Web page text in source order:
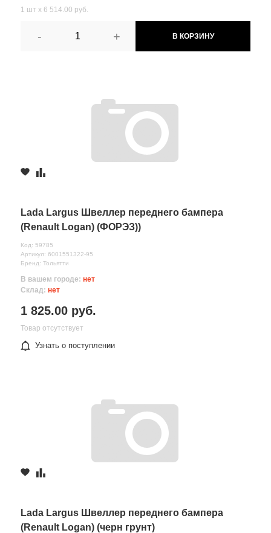
1 шт х 6 514.00 руб.
- + В КОРЗИНУ
Lada Largus Швеллер переднего бампера
(Renault Logan) (ФОРЭЗ))
Код: 59785
Артикул: 6001551322-95
Бренд: Тольятти
В вашем городе: нет
Склад: нет
1 825.00 руб.
Товар отсутствует
Узнать о поступлении
Lada Largus Швеллер переднего бампера
(Renault Logan) (черн грунт)